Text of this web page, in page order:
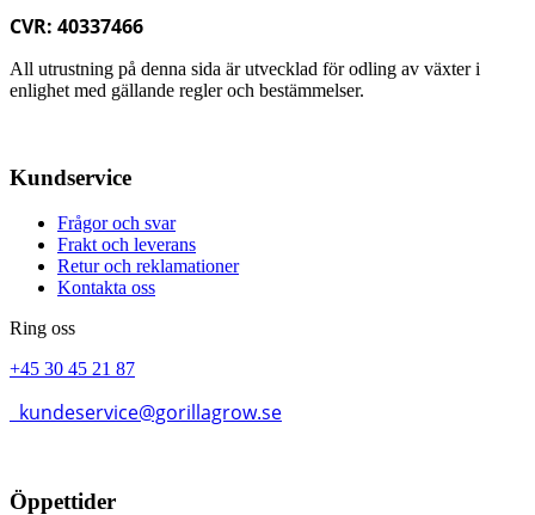
CVR: 40337466
All utrustning på denna sida är utvecklad för odling av växter i
enlighet med gällande regler och bestämmelser.
Kundservice
Frågor och svar
Frakt och leverans
Retur och reklamationer
Kontakta oss
Ring oss
+45 30 45 21 87
kundeservice@gorillagrow.se
Öppettider